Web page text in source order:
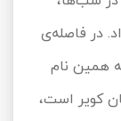
داد. در فاصله‌ی
به همین نام
کویر است،